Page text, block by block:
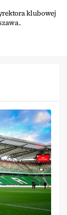
klubowej